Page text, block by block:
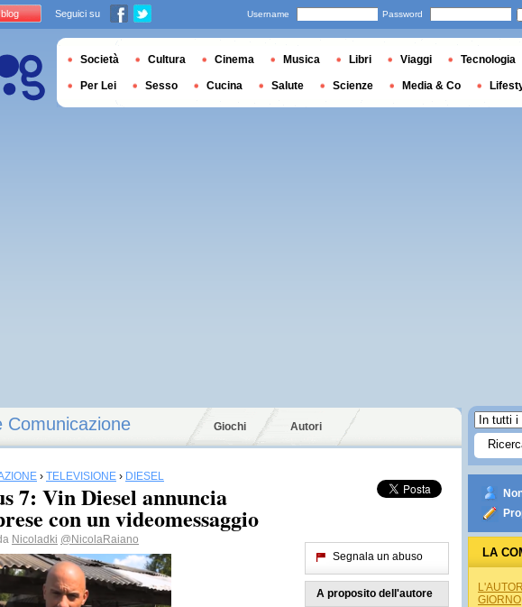
Comunicazione Giochi Autori
› TELEVISIONE › DIESEL
7: Vin Diesel annuncia
con un videomessaggio
Nicoladki @NicolaRaiano
Segnala un abuso
A proposito dell'autore
LA
GIORNO
Seguici su Username Password
Società Cultura Cinema Musica Libri Viaggi Tecnologia
Per Lei Sesso Cucina Salute Scienze Media & Co